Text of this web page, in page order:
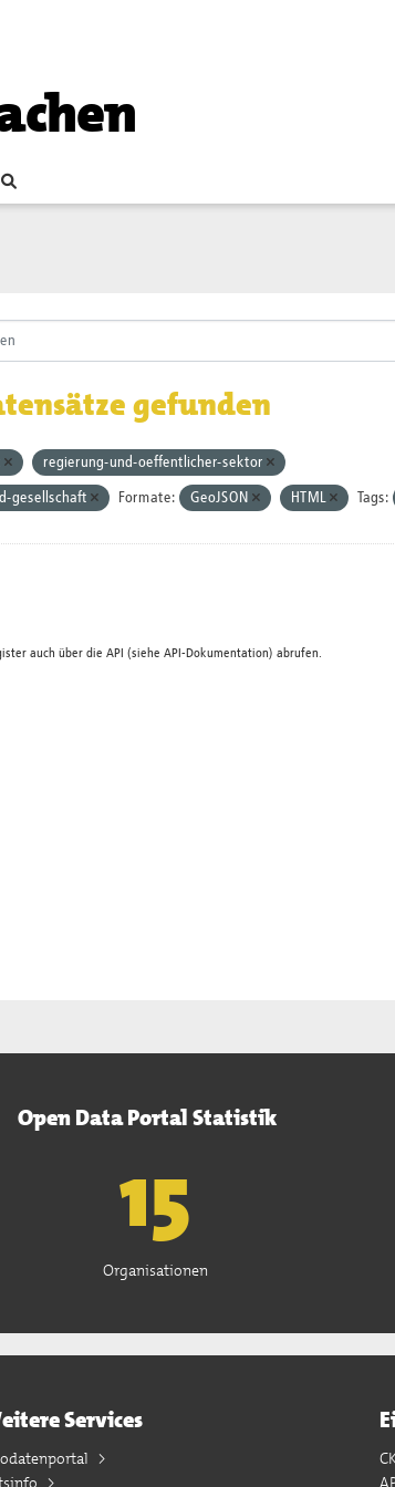
gefunden
regierung-und-oeffentlicher-sektor
gesellschaft Formate: GeoJSON HTML Tags:
auch über die API (siehe API-Dokumentation) abrufen.
Open Data Portal Statistik
15
Organisationen
Services